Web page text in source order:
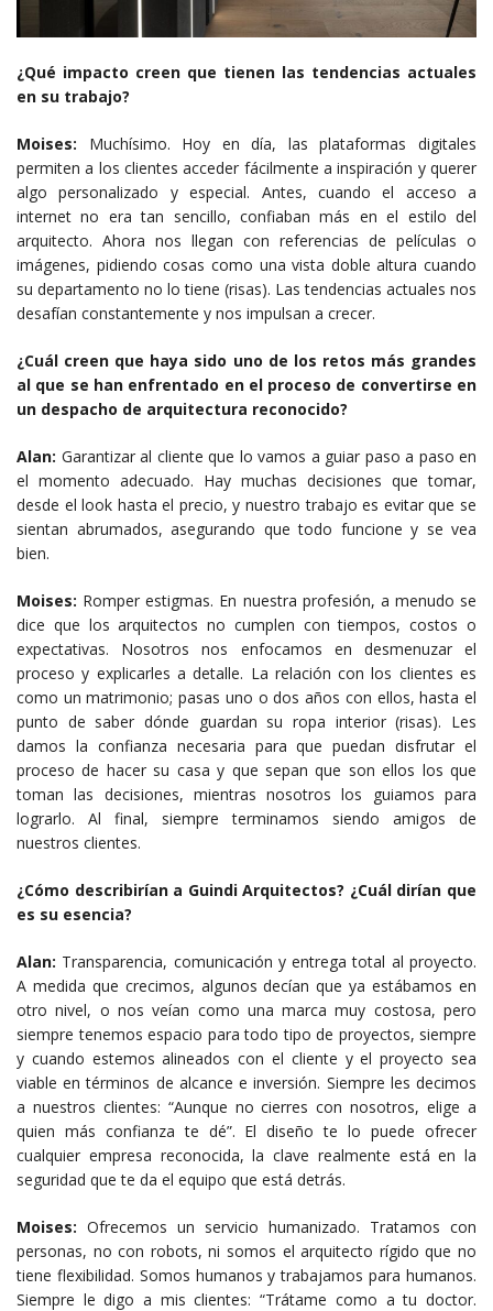
¿Qué impacto creen que tienen las tendencias actuales
en su trabajo?
Moises: Muchísimo. Hoy en día, las plataformas digitales
permiten a los clientes acceder fácilmente a inspiración y querer
algo personalizado y especial. Antes, cuando el acceso a
internet no era tan sencillo, confiaban más en el estilo del
arquitecto. Ahora nos llegan con referencias de películas o
imágenes, pidiendo cosas como una vista doble altura cuando
su departamento no lo tiene (risas). Las tendencias actuales nos
desafían constantemente y nos impulsan a crecer.
¿Cuál creen que haya sido uno de los retos más grandes
al que se han enfrentado en el proceso de convertirse en
un despacho de arquitectura reconocido?
Alan: Garantizar al cliente que lo vamos a guiar paso a paso en
el momento adecuado. Hay muchas decisiones que tomar,
desde el look hasta el precio, y nuestro trabajo es evitar que se
sientan abrumados, asegurando que todo funcione y se vea
bien.
Moises: Romper estigmas. En nuestra profesión, a menudo se
dice que los arquitectos no cumplen con tiempos, costos o
expectativas. Nosotros nos enfocamos en desmenuzar el
proceso y explicarles a detalle. La relación con los clientes es
como un matrimonio; pasas uno o dos años con ellos, hasta el
punto de saber dónde guardan su ropa interior (risas). Les
damos la confianza necesaria para que puedan disfrutar el
proceso de hacer su casa y que sepan que son ellos los que
toman las decisiones, mientras nosotros los guiamos para
lograrlo. Al final, siempre terminamos siendo amigos de
nuestros clientes.
¿Cómo describirían a Guindi Arquitectos? ¿Cuál dirían que
es su esencia?
Alan: Transparencia, comunicación y entrega total al proyecto.
A medida que crecimos, algunos decían que ya estábamos en
otro nivel, o nos veían como una marca muy costosa, pero
siempre tenemos espacio para todo tipo de proyectos, siempre
y cuando estemos alineados con el cliente y el proyecto sea
viable en términos de alcance e inversión. Siempre les decimos
a nuestros clientes: “Aunque no cierres con nosotros, elige a
quien más confianza te dé”. El diseño te lo puede ofrecer
cualquier empresa reconocida, la clave realmente está en la
seguridad que te da el equipo que está detrás.
Moises: Ofrecemos un servicio humanizado. Tratamos con
personas, no con robots, ni somos el arquitecto rígido que no
tiene flexibilidad. Somos humanos y trabajamos para humanos.
Siempre le digo a mis clientes: “Trátame como a tu doctor.